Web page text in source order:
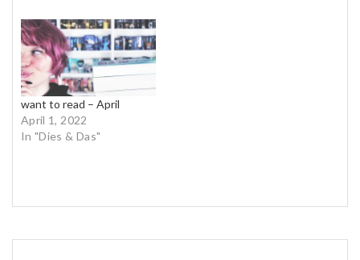
want to read – April
April 1, 2022
In "Dies & Das"